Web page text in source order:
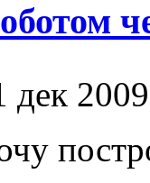
дек